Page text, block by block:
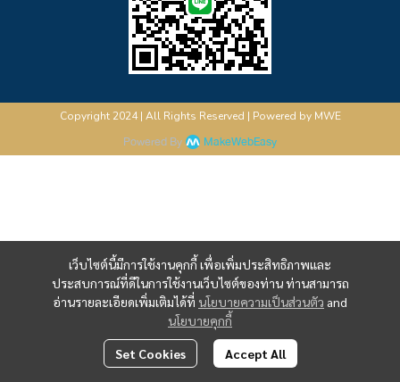
เว็บไซต์นี้มีการใช้งานคุกกี้ เพื่อเพิ่มประสิทธิภาพและ
ประสบการณ์ที่ดีในการใช้งานเว็บไซต์ของท่าน ท่านสามารถ
อ่านรายละเอียดเพิ่มเติมได้ที่ นโยบายความเป็นส่วนตัว and
นโยบายคุกกี้
Set Cookies Accept All
Copyright 2024 | All Rights Reserved | Powered by MWE
Powered By MakeWebEasy